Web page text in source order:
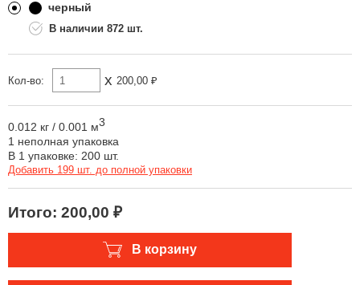
черный
872 шт.
Кол-во: x 200,00 ₽
0.012 кг / 0.001 м3
1 неполная упаковка
В 1 упаковке: 200 шт.
Добавить 199 шт. до полной упаковки
Итого: 200,00 ₽
В корзину